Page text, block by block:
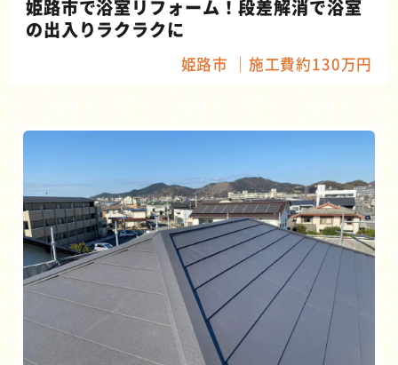
姫路市で浴室リフォーム！段差解消で浴室
の出入りラクラクに
姫路市 施工費約130万円